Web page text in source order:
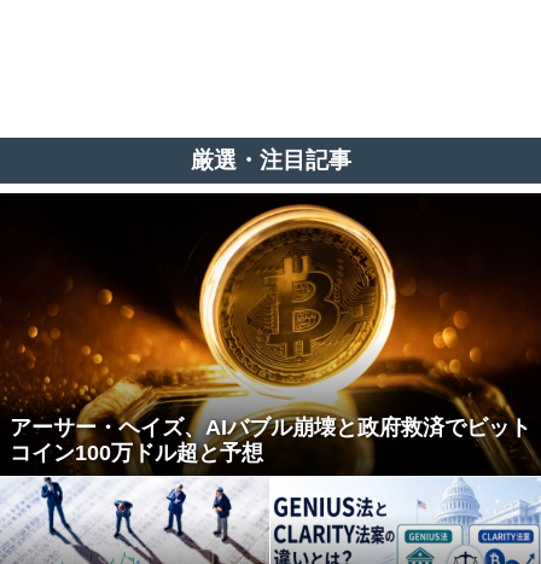
厳選・注目記事
アーサー・ヘイズ、AIバブル崩壊と政府救済でビット
コイン100万ドル超と予想